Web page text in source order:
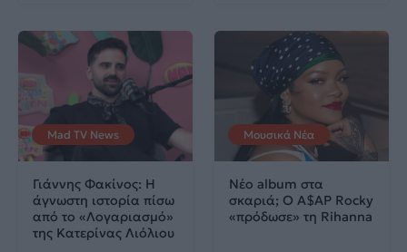
Mad TV News
Γιάννης Φακίνος: Η
άγνωστη ιστορία πίσω
από το «Λογαριασμό»
της Κατερίνας Λιόλιου
Μουσικά Νέα
Νέο album στα
σκαριά; Ο A$AP Rocky
«πρόδωσε» τη Rihanna